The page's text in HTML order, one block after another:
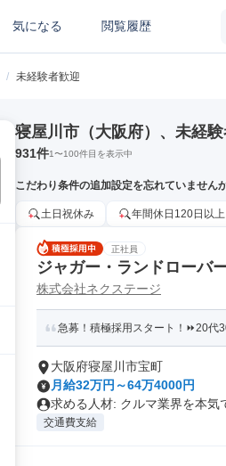
気になる 閲覧履歴
/ 未経験者歓迎
寝屋川市（大阪府）、未経
931件1〜100件目を表示中
こだわり条件の追加設定を忘れていません
土日祝休み 年間休日120日以上
正社員
ジャガー・ランドローバ
株式会社ネクステージ
急募！積極採用スタート！⏩️20代
大阪府寝屋川市宝町
月給32万円～64万4000円
求める人材: クルマ業界を本気
交通費支給